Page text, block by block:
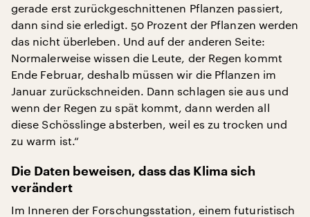
gerade erst zurückgeschnittenen Pflanzen passiert,
dann sind sie erledigt. 50 Prozent der Pflanzen werden
das nicht überleben. Und auf der anderen Seite:
Normalerweise wissen die Leute, der Regen kommt
Ende Februar, deshalb müssen wir die Pflanzen im
Januar zurückschneiden. Dann schlagen sie aus und
wenn der Regen zu spät kommt, dann werden all
diese Schösslinge absterben, weil es zu trocken und
zu warm ist.“
Die Daten beweisen, dass das Klima sich
verändert
Im Inneren der Forschungsstation, einem futuristisch